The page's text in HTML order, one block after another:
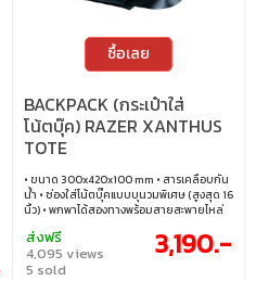
ซื้อเลย
BACKPACK (กระเป๋าใส่
โน้ตบุ๊ค) RAZER XANTHUS
TOTE
• ขนาด 300x420x100 mm • สารเคลือบกัน
น้ำ • ช่องใส่โน้ตบุ๊คแบบบุนวมพิเศษ (สูงสุด 16
นิ้ว) • พกพาได้สองทางพร้อมสายสะพายไหล่
ส่งฟรี
4,095 views
5 sold
3,190.-